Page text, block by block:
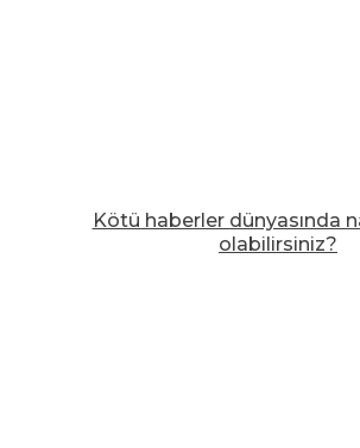
Kötü haberler dünyasında
olabilirsiniz?